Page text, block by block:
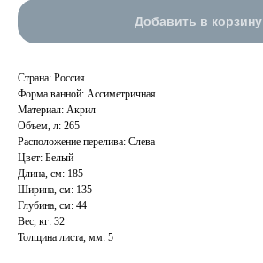
Добавить в корзину
Страна: Россия
Форма ванной: Ассиметричная
Материал: Акрил
Объем, л: 265
Расположение перелива: Слева
Цвет: Белый
Длина, см: 185
Ширина, см: 135
Глубина, см: 44
Вес, кг: 32
Толщина листа, мм: 5